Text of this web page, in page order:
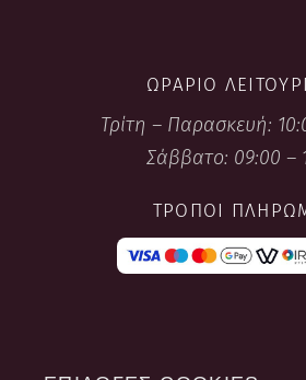
ΩΡΆΡΙΟ
Τρίτη – Παρασκευή:
Σάββατο: 09:00 –
ΤΡΌΠΟΙ